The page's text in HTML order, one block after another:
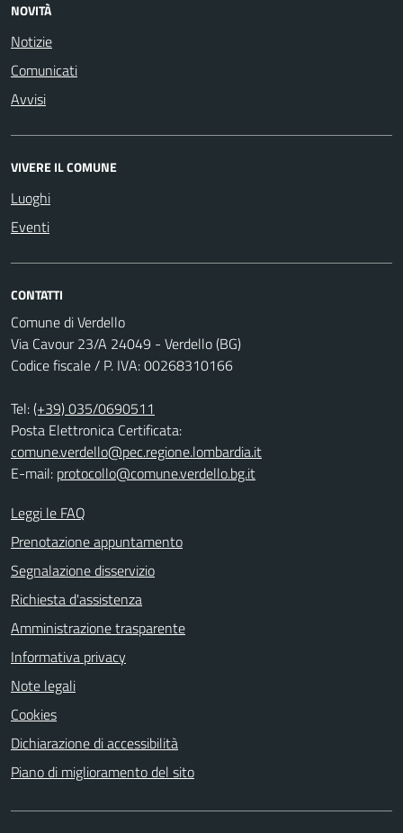
NOVITÀ
Notizie
Comunicati
Avvisi
VIVERE IL COMUNE
Luoghi
Eventi
CONTATTI
Comune di Verdello
Via Cavour 23/A 24049 - Verdello (BG)
Codice fiscale / P. IVA: 00268310166
Tel:(+39) 035/0690511
Posta Elettronica Certificata:
comune.verdello@pec.regione.lombardia.it
E-mail: protocollo@comune.verdello.bg.it
Leggi le FAQ
Prenotazione appuntamento
Segnalazione disservizio
Richiesta d'assistenza
Amministrazione trasparente
Informativa privacy
Note legali
Cookies
Dichiarazione di accessibilità
Piano di miglioramento del sito